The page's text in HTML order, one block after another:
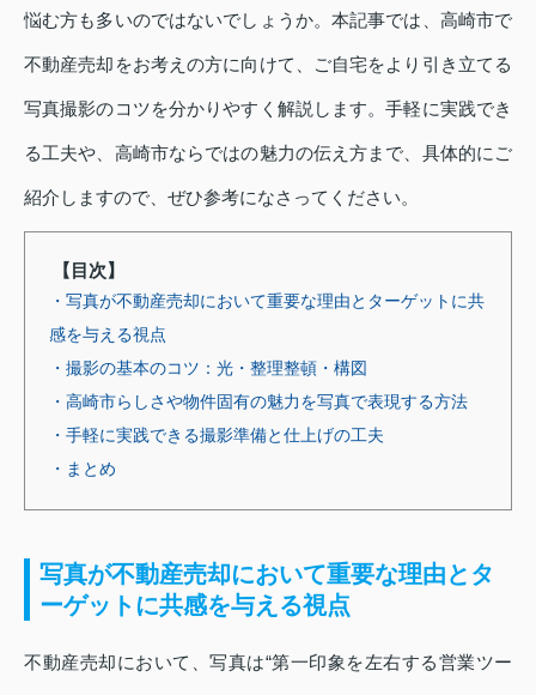
悩む方も多いのではないでしょうか。本記事では、高崎市で
不動産売却をお考えの方に向けて、ご自宅をより引き立てる
写真撮影のコツを分かりやすく解説します。手軽に実践でき
る工夫や、高崎市ならではの魅力の伝え方まで、具体的にご
紹介しますので、ぜひ参考になさってください。
【目次】
・写真が不動産売却において重要な理由とターゲットに共
感を与える視点
・撮影の基本のコツ：光・整理整頓・構図
・高崎市らしさや物件固有の魅力を写真で表現する方法
・手軽に実践できる撮影準備と仕上げの工夫
・まとめ
写真が不動産売却において重要な理由とタ
ーゲットに共感を与える視点
不動産売却において、写真は“第一印象を左右する営業ツー